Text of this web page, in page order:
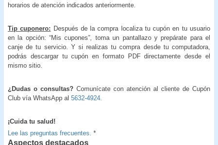
horarios de atención indicados anteriormente.
Tip cuponero: Después de la compra localiza tu cupón en tu usuario
en la opción: “Mis cupones”, toma un pantallazo y prepárate para el
canje de tu servicio. Y si realizas tu compra desde tu computadora,
podrás descargar tu cupón en formato PDF directamente desde el
mismo sitio.
¿Dudas o consultas? Comunícate con atención al cliente de Cupón
Club vía WhatsApp al 5632-4924.
¡Cuida tu salud!
Lee las preguntas frecuentes. *
Aspectos destacados